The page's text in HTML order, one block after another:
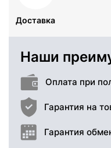
Доставка
Наши
Оплата при
Гарантия на
Гарантия